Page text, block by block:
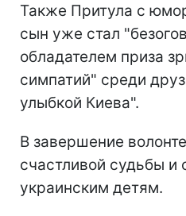
Также Притула с
сын уже стал
обладателем приза
симпатий" среди
улыбкой Киева".
В завершение
счастливой судьбы и
украинским детям.